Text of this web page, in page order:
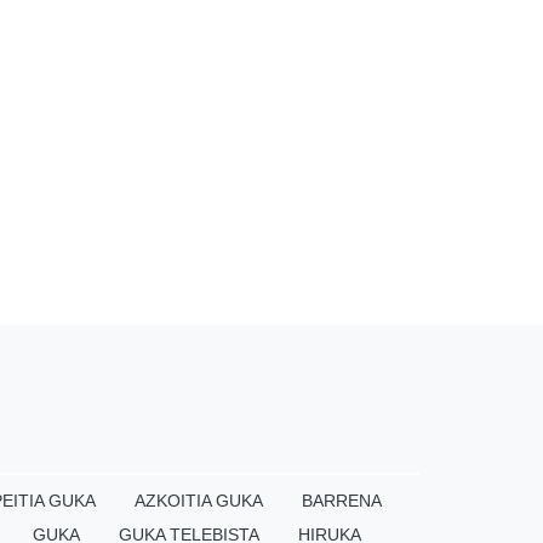
GUKA AZKOITIA GUKA
BARRENA
GUKA
GUKA TELEBISTA HIRUKA